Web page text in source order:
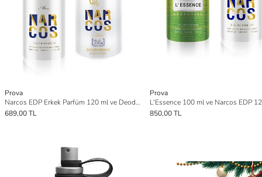
Prova
Narcos EDP Erkek Parfüm 120 ml ve Deodorant 150 ml
689,00 TL
Prova
850,00 TL